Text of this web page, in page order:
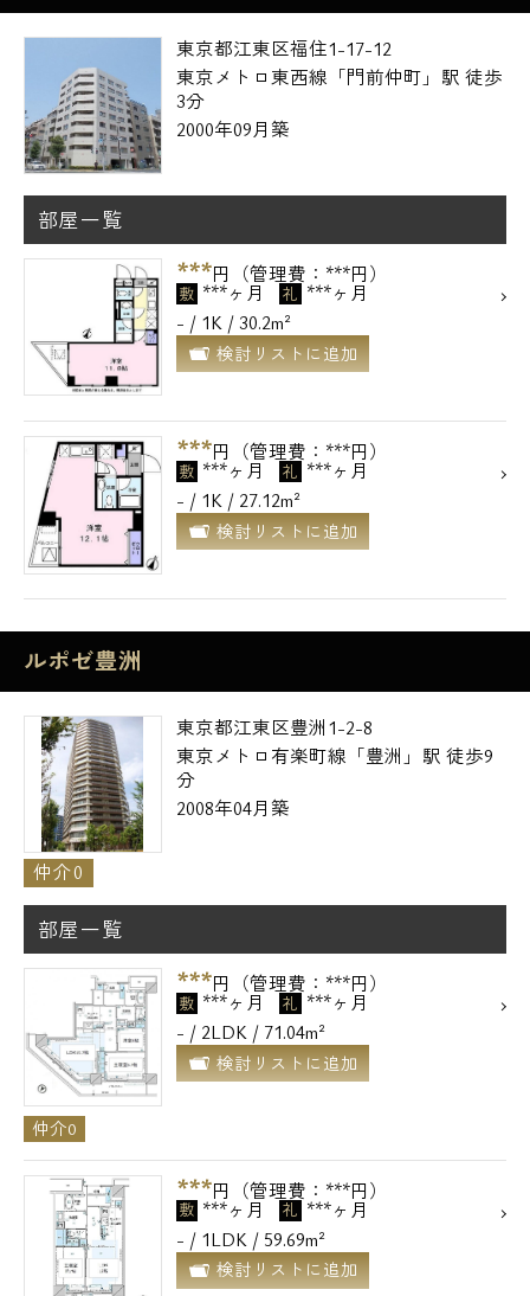
東京都江東区福住1-17-12
東京メトロ東西線「門前仲町」駅 徒歩
3分
2000年09月築
部屋一覧
***円（管理費：***円）
敷 ***ヶ月 礼 ***ヶ月
- / 1K / 30.2m²
検討リストに追加
***円（管理費：***円）
敷 ***ヶ月 礼 ***ヶ月
- / 1K / 27.12m²
検討リストに追加
ルポゼ豊洲
東京都江東区豊洲1-2-8
東京メトロ有楽町線「豊洲」駅 徒歩9
分
2008年04月築
仲介0
部屋一覧
***円（管理費：***円）
敷 ***ヶ月 礼 ***ヶ月
- / 2LDK / 71.04m²
検討リストに追加
仲介0
***円（管理費：***円）
敷 ***ヶ月 礼 ***ヶ月
- / 1LDK / 59.69m²
検討リストに追加